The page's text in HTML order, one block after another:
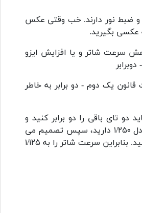
ضبط نور دارند. خب وقتی عکس
عکسی بگیرید.
سرعت شاتر و یا افزایش ایزو
یک دوم - دو برابر به خاطر
دو تای باقی را دو برابر کنید و
بالعکس. مثلا برای نوردهی مناسب یک عکس ایزو با عدد ۱۰۰، دیافراگم f/۵٫۶ و سرعت شاتری معادل ۱/۲۵۰ دارید، سپس تصمیم می
گیرید رقم دیافراگم را نصف کنید و به f/۸, برسانید، پس شما باید مدت زمان نوردهی را دو برابر کنید. بنابراین سرعت شاتر را به ۱/۱۲۵